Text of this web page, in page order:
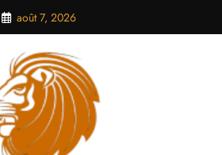
août 7, 2026